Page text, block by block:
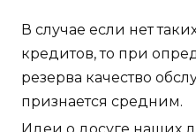
В случае если нет
кредитов, то при
резерва качество
признается средним.